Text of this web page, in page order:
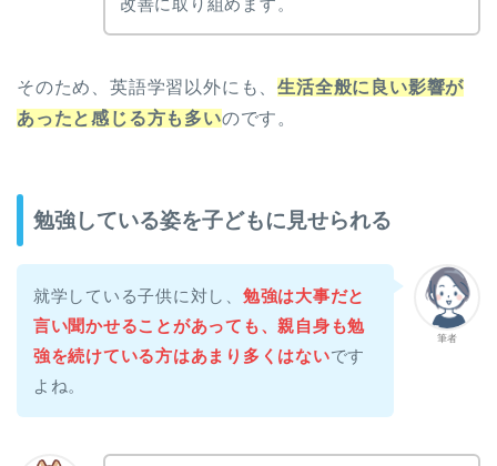
改善に取り組めます。
そのため、英語学習以外にも、生活全般に良い影響が
あったと感じる方も多いのです。
勉強している姿を子どもに見せられる
筆者
就学している子供に対し、 勉強は大事だと
言い聞かせることがあっても、親自身も勉
強を続けている方はあまり多くはないです
よね。